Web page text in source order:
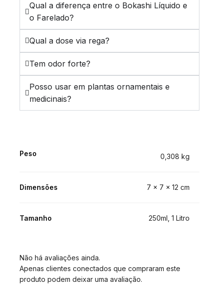
Qual a diferença entre o Bokashi Líquido e
o Farelado?
Qual a dose via rega?
Tem odor forte?
Posso usar em plantas ornamentais e
medicinais?
Peso 0,308 kg
Dimensões 7 × 7 × 12 cm
Tamanho 250ml, 1 Litro
Não há avaliações ainda.
Apenas clientes conectados que compraram este
produto podem deixar uma avaliação.